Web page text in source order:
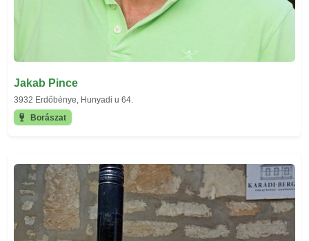
Jakab Pince
3932 Erdőbénye, Hunyadi u 64.
Borászat